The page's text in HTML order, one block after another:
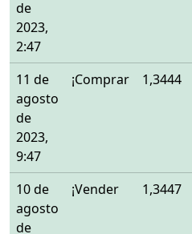
de
2023,
2:47
11 de
agosto
de
2023,
9:47
¡Comprar 1,3444
10 de
agosto
de
¡Vender 1,3447